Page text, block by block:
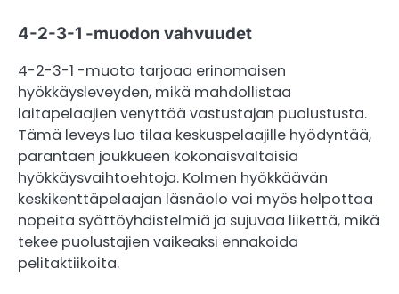
4-2-3-1 -muodon vahvuudet
4-2-3-1 -muoto tarjoaa erinomaisen
hyökkäysleveyden, mikä mahdollistaa
laitapelaajien venyttää vastustajan puolustusta.
Tämä leveys luo tilaa keskuspelaajille hyödyntää,
parantaen joukkueen kokonaisvaltaisia
hyökkäysvaihtoehtoja. Kolmen hyökkäävän
keskikenttäpelaajan läsnäolo voi myös helpottaa
nopeita syöttöyhdistelmiä ja sujuvaa liikettä, mikä
tekee puolustajien vaikeaksi ennakoida
pelitaktiikoita.